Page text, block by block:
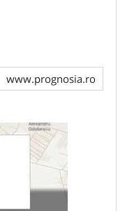
www.prognosia.ro